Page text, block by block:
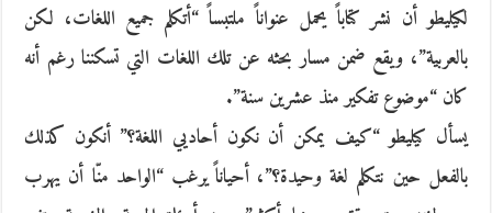
لكيليطو أن نشر كتاباً يحمل عنواناً ملتبساً “أتكلم جميع اللغات، لكن
بالعربية”، ويقع ضمن مسار بحثه عن تلك اللغات التي تسكننا رغم أنه
كان “موضوع تفكير منذ عشرين سنة”.
يسأل كيليطو “كيف يمكن أن نكون أحاديي اللغة؟” أنكون كذلك
بالفعل حين نتكلم لغة وحيدة؟”، أحياناً يرغب “الواحد منّا أن يهرب